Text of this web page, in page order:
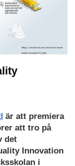
är att premiera
att tro på
det
Innovation
i